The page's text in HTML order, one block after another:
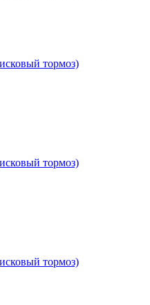
тормоз)
тормоз)
тормоз)